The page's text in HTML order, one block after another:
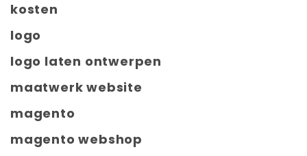
kosten
logo
logo laten ontwerpen
maatwerk website
magento
magento webshop